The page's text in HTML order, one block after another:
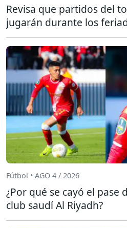
Revisa que partidos del
jugarán durante los
Fútbol • AGO 4 / 2026
¿Por qué se cayó el pase
club saudí Al Riyadh?